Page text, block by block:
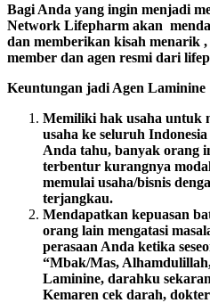
Bagi Anda yang ingin menjadi
Network Lifepharm akan
dan memberikan kisah menarik
member dan agen resmi dari
Keuntungan jadi Agen Laminine
Memiliki hak usaha untuk
usaha ke seluruh
Anda tahu, banyak orang
terbentur kurangnya
memulai usaha/bisnis
terjangkau.
Mendapatkan kepuasan
orang lain mengatasi
perasaan Anda ketika
“Mbak/Mas,
Laminine, darahku
Kemaren cek darah,